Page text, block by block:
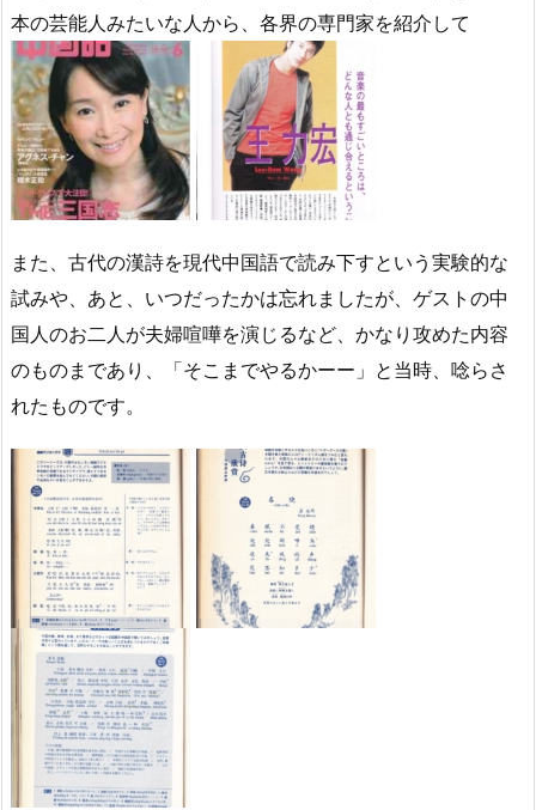
本の芸能人みたいな人から、各界の専門家を紹介して
また、古代の漢詩を現代中国語で読み下すという実験的な
試みや、あと、いつだったかは忘れましたが、ゲストの中
国人のお二人が夫婦喧嘩を演じるなど、かなり攻めた内容
のものまであり、「そこまでやるかーー」と当時、唸らさ
れたものです。